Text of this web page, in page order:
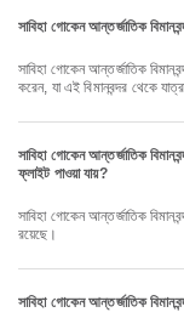
সাবিহা গোকেন আন্তর্জাতিক
সাবিহা গোকেন আন্তর্জাতিক
করেন, যা এই বিমানবন্দর থেকে
সাবিহা গোকেন আন্তর্জাতিক
ফ্লাইট পাওয়া যায়?
সাবিহা গোকেন আন্তর্জাতিক বিমানবন্দর থেকে বৈরুত-রাফিক হরিরি আন্তর্জাতিক বিমানবন্দর পর্যন্ত 5টি ফ্লাইট
রয়েছে।
সাবিহা গোকেন আন্তর্জাতিক